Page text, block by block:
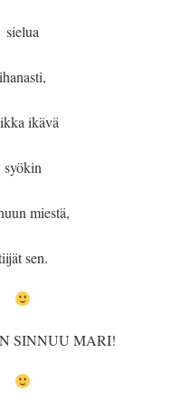
sielua
ihanasti,
ikävä
syökin
miestä,
sen.
SINNUU MARI!